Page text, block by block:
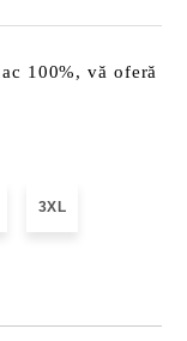
100%, vă oferă
3XL